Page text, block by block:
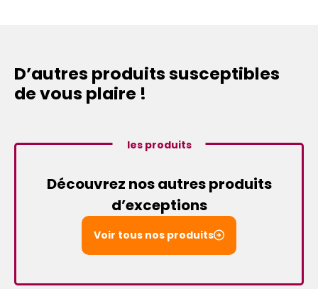
D’autres produits susceptibles
de vous plaire !
les produits
Découvrez nos autres produits
d’exceptions
Voir tous nos produits